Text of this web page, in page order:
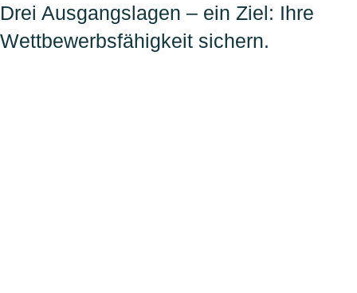
Drei Ausgangslagen – ein Ziel: Ihre
Wettbewerbsfähigkeit sichern.